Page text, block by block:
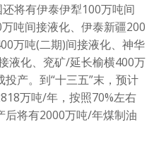
将有伊泰伊犁100万吨间
吨间接液化、伊泰新疆200
万吨(二期)间接液化、神华
液化、兖矿/延长榆横400万
产。到“十三五”末，预计
万吨/年，按照70%左右
后将有2000万吨/年煤制油